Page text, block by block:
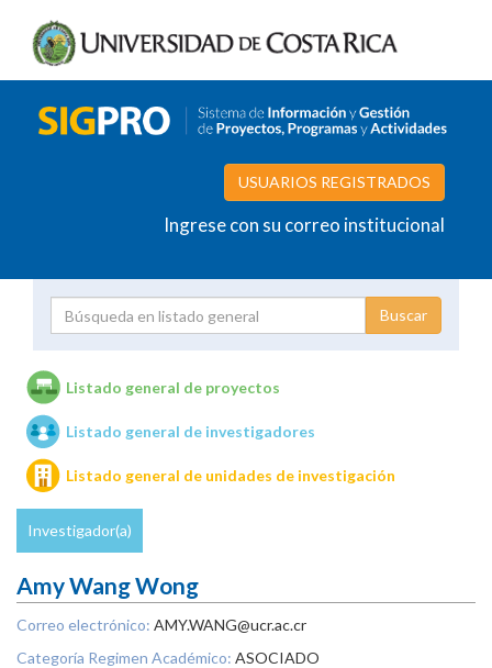
USUARIOS REGISTRADOS
Ingrese con su correo institucional
Unidades de investigación
Listado general de proyectos
Listado general de investigadores
Listado general de unidades de investigación
Investigador(a)
Amy Wang Wong
Correo electrónico: AMY.WANG@ucr.ac.cr
Categoría Regimen Académico: ASOCIADO